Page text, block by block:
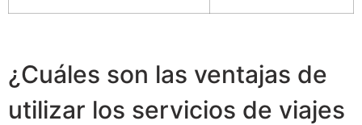
¿Cuáles son las ventajas de
utilizar los servicios de viajes